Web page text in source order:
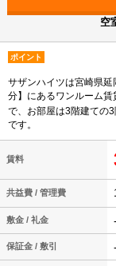
空
ポイント
サザンハイツは宮崎県
分】にあるワンルーム
で、お部屋は3階建ての
です。
賃料
共益費 / 管理費
敷金 / 礼金
保証金 / 敷引